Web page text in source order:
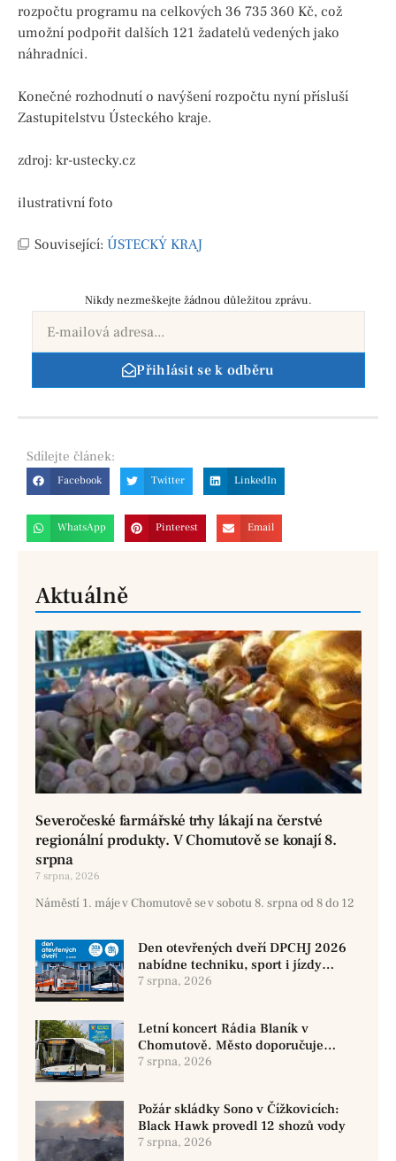
rozpočtu programu na celkových 36 735 360 Kč, což
umožní podpořit dalších 121 žadatelů vedených jako
náhradníci.
Konečné rozhodnutí o navýšení rozpočtu nyní přísluší
Zastupitelstvu Ústeckého kraje.
zdroj: kr-ustecky.cz
ilustrativní foto
Související: ÚSTECKÝ KRAJ
Nikdy nezmeškejte žádnou důležitou zprávu.
Přihlásit se k odběru
Sdílejte článek:
Facebook Twitter LinkedIn
WhatsApp Pinterest Email
Aktuálně
Severočeské farmářské trhy lákají na čerstvé
regionální produkty. V Chomutově se konají 8.
srpna
7 srpna, 2026
Náměstí 1. máje v Chomutově se v sobotu 8. srpna od 8 do 12
Den otevřených dveří DPCHJ 2026
nabídne techniku, sport i jízdy
historickými vozy
7 srpna, 2026
Letní koncert Rádia Blaník v
Chomutově. Město doporučuje
využít MHD
7 srpna, 2026
Požár skládky Sono v Čížkovicích:
Black Hawk provedl 12 shozů vody
7 srpna, 2026